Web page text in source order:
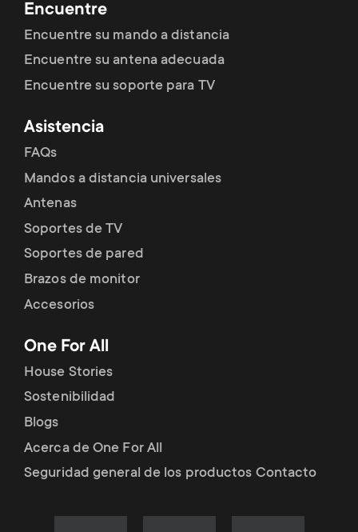
Encuentre
Encuentre su mando a distancia
Encuentre su antena adecuada
Encuentre su soporte para TV
Asistencia
FAQs
Mandos a distancia universales
Antenas
Soportes de TV
Soportes de pared
Brazos de monitor
Accesorios
One For All
House Stories
Sostenibilidad
Blogs
Acerca de One For All
Seguridad general de los productos Contacto